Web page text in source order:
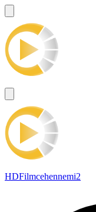
HDFilmcehennemi2